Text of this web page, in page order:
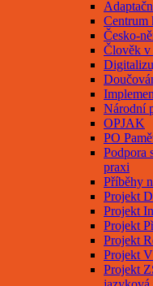
Centrum
Česko-
Člověk v
Národní
OPJAK
PO
Podpora
praxi
Příběhy
Projekt
Projekt
Projekt
Projekt
Projekt
Projekt